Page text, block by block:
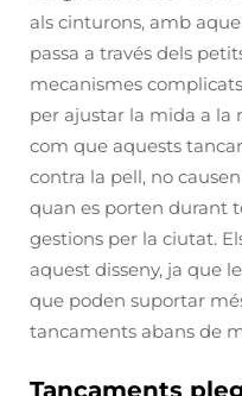
als cinturons, amb
passa a través dels
mecanismes
per ajustar la mida a la
com que aquests
contra la pell, no
quan es porten durant
gestions per la ciutat.
aquest disseny, ja que
que poden suportar
tancaments abans de
Tancaments